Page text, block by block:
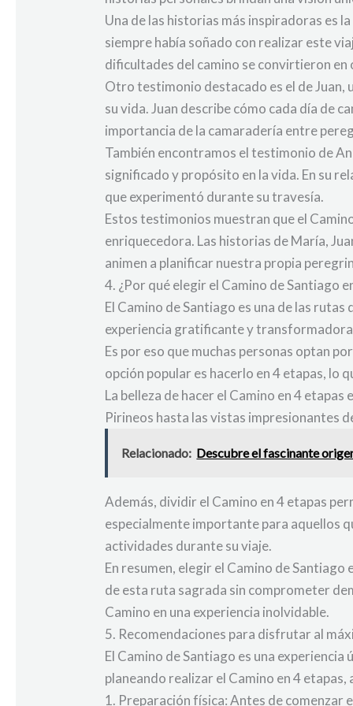
Una de las historias más inspiradoras es
siempre había soñado con realizar este
dificultades del camino se convirtieron
Otro testimonio destacado es el de Juan,
su vida. Juan describe cómo cada día de
importancia de la camaradería entre
También encontramos el testimonio de
significado y propósito en la vida. En su
que experimentó durante su travesía.
Estos testimonios muestran que el
enriquecedora. Las historias de María,
animen a planificar nuestra propia
4. ¿Por qué elegir el Camino de Santiago
El Camino de Santiago es una de las
experiencia gratificante y
Es por eso que muchas personas optan
opción popular es hacerlo en 4 etapas, lo
La belleza de hacer el Camino en 4
Pirineos hasta las vistas impresionantes
Relacionado: Descubre el fascinante
Además, dividir el Camino en 4 etapas
especialmente importante para aquellos
actividades durante su viaje.
En resumen, elegir el Camino de
de esta ruta sagrada sin comprometer
Camino en una experiencia inolvidable.
5. Recomendaciones para disfrutar al
El Camino de Santiago es una
planeando realizar el Camino en 4
1. Preparación física: Antes de comenzar